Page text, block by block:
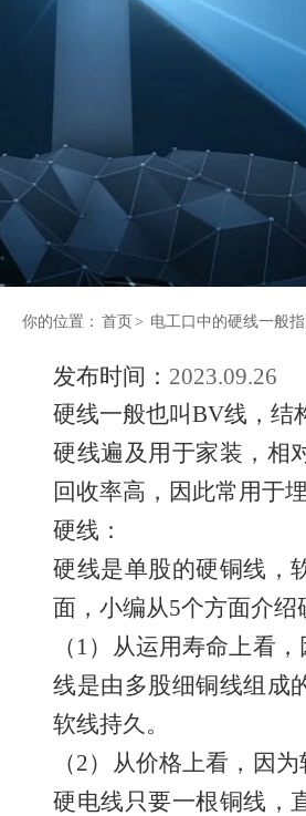
你的位置： 首页 > 电工口中的硬线一般
发布时间： 2023.09.26
硬线一般也叫BV线，结
硬线遍及用于家装，相
回收率高，因此常用于
硬线：
硬线是单股的硬铜线，
面，小编从5个方面介
（1）从运用寿命上看
线是由多股细铜线组成
软线持久。
（2）从价格上看，因
硬电线只要一根铜线，